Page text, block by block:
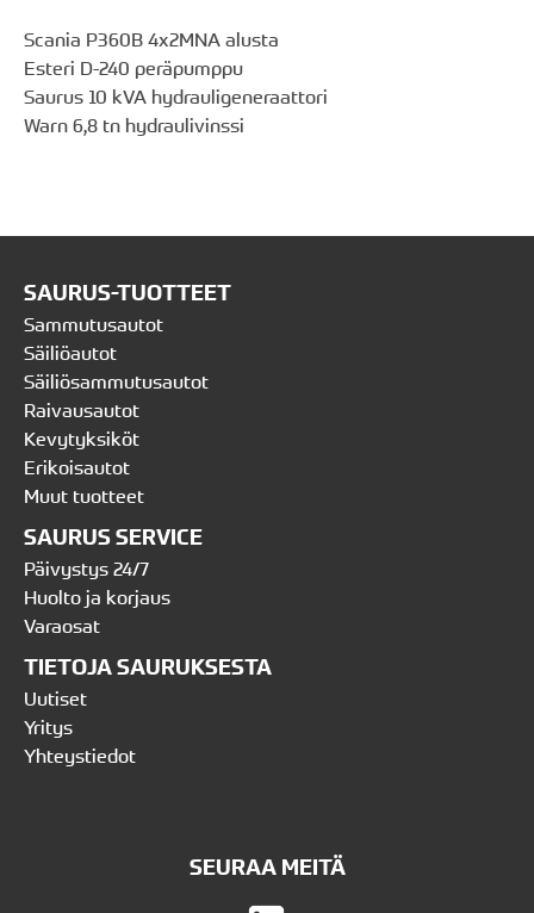
Scania P360B 4x2MNA alusta
Esteri D-240 peräpumppu
Saurus 10 kVA hydrauligeneraattori
Warn 6,8 tn hydraulivinssi
SAURUS-TUOTTEET
Sammutusautot
Säiliöautot
Säiliösammutusautot
Raivausautot
Kevytyksiköt
Erikoisautot
Muut tuotteet
SAURUS SERVICE
Päivystys 24/7
Huolto ja korjaus
Varaosat
TIETOJA SAURUKSESTA
Uutiset
Yritys
Yhteystiedot
SEURAA MEITÄ